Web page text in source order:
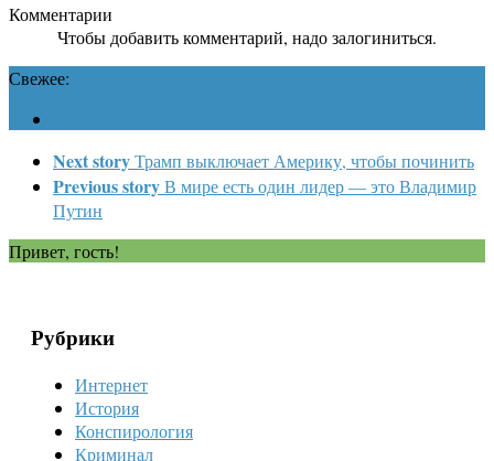
Комментарии
Чтобы добавить комментарий, надо залогиниться.
Свежее:
Next storyТрамп выключает Америку, чтобы починить
Previous storyВ мире есть один лидер — это Владимир
Путин
Привет, гость!
Рубрики
Интернет
История
Конспирология
Криминал